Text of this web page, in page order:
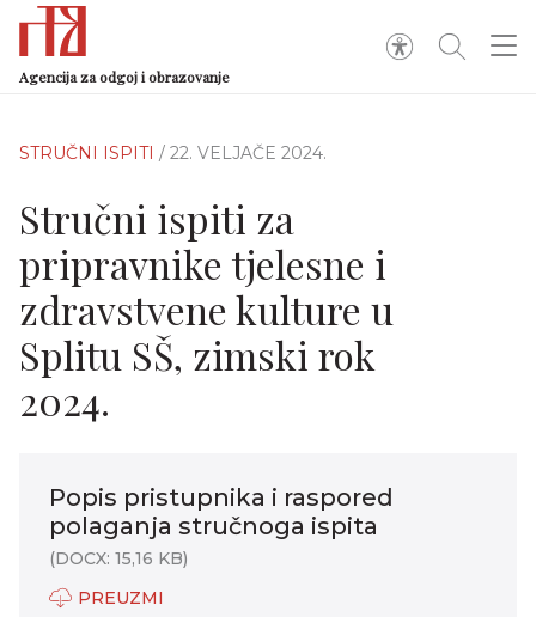
Agencija za odgoj i obrazovanje
STRUČNI ISPITI / 22. VELJAČE 2024.
Stručni ispiti za
pripravnike tjelesne i
zdravstvene kulture u
Splitu SŠ, zimski rok
2024.
Popis pristupnika i raspored
polaganja stručnoga ispita
(DOCX: 15,16 KB)
PREUZMI